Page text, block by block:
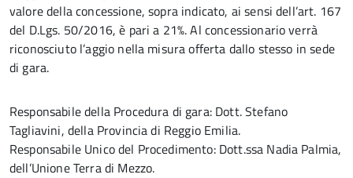
valore della concessione, sopra indicato, ai sensi dell’art. 167
del D.Lgs. 50/2016, è pari a 21%. Al concessionario verrà
riconosciuto l’aggio nella misura offerta dallo stesso in sede
di gara.
Responsabile della Procedura di gara: Dott. Stefano
Tagliavini, della Provincia di Reggio Emilia.
Responsabile Unico del Procedimento: Dott.ssa Nadia Palmia,
dell’Unione Terra di Mezzo.